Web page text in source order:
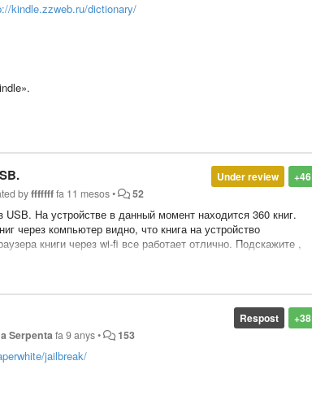
kindle.zzweb.ru/dictionary/
+46
Under review
byffffffffa 11 mesos• 52
На устройстве в данный момент находится 360 книг.
через компьютер видно, что книга на устройство
книги через wi-fi все работает отлично. Подскажите ,
+38
Respost
Serpentafa 9 anys• 153
jailbreak/